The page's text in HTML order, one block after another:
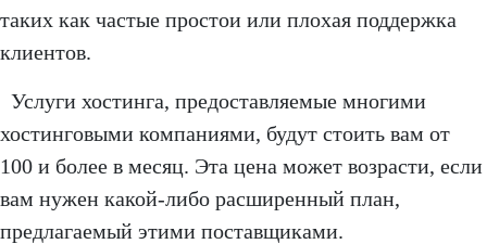
таких как частые простои или плохая поддержка
клиентов.
Услуги хостинга, предоставляемые многими
хостинговыми компаниями, будут стоить вам от
100 и более в месяц. Эта цена может возрасти, если
вам нужен какой-либо расширенный план,
предлагаемый этими поставщиками.